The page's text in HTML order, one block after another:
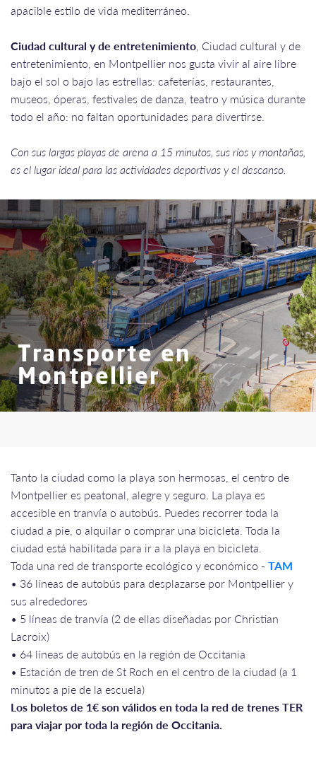
apacible estilo de vida mediterráneo.
Ciudad cultural y de entretenimiento, Ciudad cultural y de
entretenimiento, en Montpellier nos gusta vivir al aire libre
bajo el sol o bajo las estrellas: cafeterías, restaurantes,
museos, óperas, festivales de danza, teatro y música durante
todo el año: no faltan oportunidades para divertirse.
Con sus largas playas de arena a 15 minutos, sus ríos y montañas,
es el lugar ideal para las actividades deportivas y el descanso.
Transporte en
Montpellier
Tanto la ciudad como la playa son hermosas, el centro de
Montpellier es peatonal, alegre y seguro. La playa es
accesible en tranvía o autobús. Puedes recorrer toda la
ciudad a pie, o alquilar o comprar una bicicleta. Toda la
ciudad está habilitada para ir a la playa en bicicleta.
Toda una red de transporte ecológico y económico - TAM
• 36 líneas de autobús para desplazarse por Montpellier y
sus alrededores
• 5 líneas de tranvía (2 de ellas diseñadas por Christian
Lacroix)
• 64 líneas de autobús en la región de Occitania
• Estación de tren de St Roch en el centro de la ciudad (a 1
minutos a pie de la escuela)
Los boletos de 1€ son válidos en toda la red de trenes TER
para viajar por toda la región de Occitania.